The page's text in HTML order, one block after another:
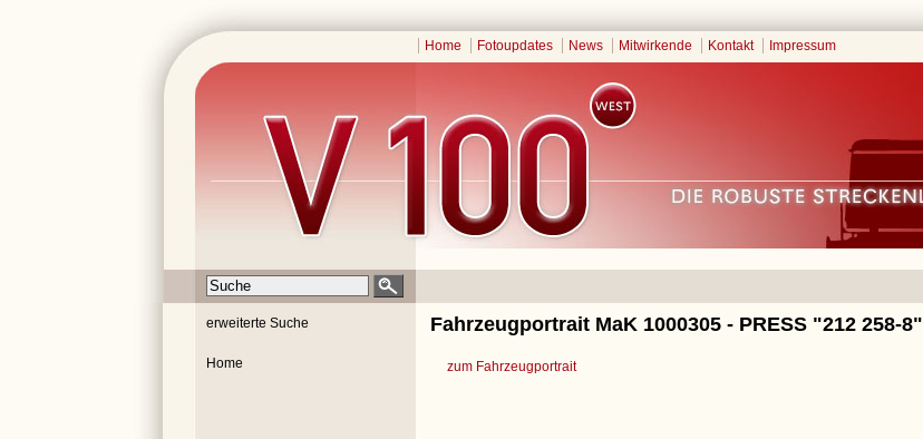
Home Fotoupdates News Mitwirkende Kontakt Impressum
erweiterte Suche
Home
Fahrzeugportrait MaK 1000305 - PRESS "212 258-8"
zum Fahrzeugportrait